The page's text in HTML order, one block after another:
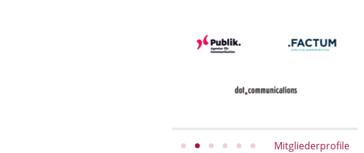
Mitgliederprofile